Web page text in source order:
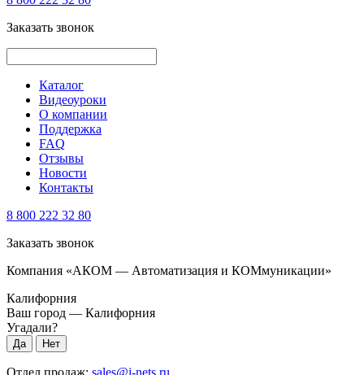
Заказать звонок
Каталог
Видеоуроки
О компании
Поддержка
FAQ
Отзывы
Новости
Контакты
8 800 222 32 80
Заказать звонок
Компания «АКОМ — Автоматизация и КОМмуникации»
Калифорния
Ваш город — Калифорния
Угадали?
Отдел продаж: sales@i-nets.ru